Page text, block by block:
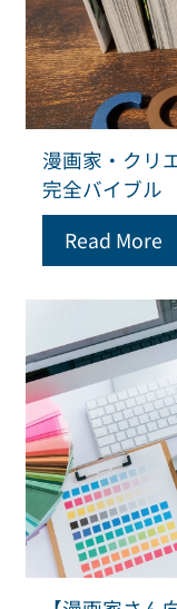
漫画家・クリ
完全バイブル
Read More